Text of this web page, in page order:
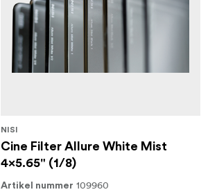
NISI
Cine Filter Allure White Mist
4x5.65" (1/8)
Artikel nummer 109960